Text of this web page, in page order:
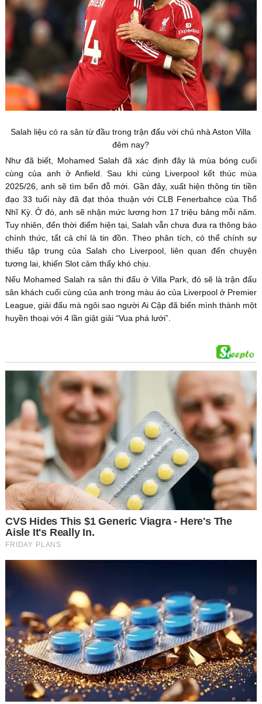
Salah liệu có ra sân từ đầu trong trận đấu với chủ nhà Aston Villa
đêm nay?
Như đã biết, Mohamed Salah đã xác định đây là mùa bóng cuối
cùng của anh ở Anfield. Sau khi cùng Liverpool kết thúc mùa
2025/26, anh sẽ tìm bến đỗ mới. Gần đây, xuất hiện thông tin tiền
đạo 33 tuổi này đã đạt thỏa thuận với CLB Fenerbahce của Thổ
Nhĩ Kỳ. Ở đó, anh sẽ nhận mức lương hơn 17 triệu bảng mỗi năm.
Tuy nhiên, đến thời điểm hiện tại, Salah vẫn chưa đưa ra thông báo
chính thức, tất cả chỉ là tin đồn. Theo phân tích, có thể chính sự
thiếu tập trung của Salah cho Liverpool, liên quan đến chuyện
tương lai, khiến Slot cảm thấy khó chịu.
Nếu Mohamed Salah ra sân thi đấu ở Villa Park, đó sẽ là trận đấu
sân khách cuối cùng của anh trong màu áo của Liverpool ở Premier
League, giải đấu mà ngôi sao người Ai Cập đã biến mình thành một
huyền thoại với 4 lần giật giải “Vua phá lưới”.